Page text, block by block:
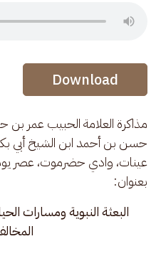
Audio Stream
Audio Stream
Download
مذاكرة العلامة الحبيب عمر
حسن بن أحمد ابن الشيخ أبي
بعنوان:
البعثة النبوية ومسارات